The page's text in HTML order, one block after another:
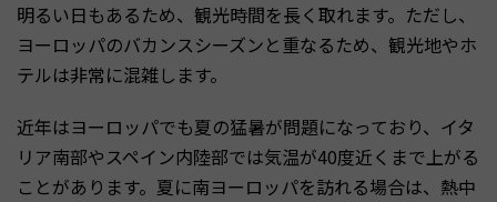
明るい日もあるため、観光時間を長く取れます。ただし、
ヨーロッパのバカンスシーズンと重なるため、観光地やホ
テルは非常に混雑します。
近年はヨーロッパでも夏の猛暑が問題になっており、イタ
リア南部やスペイン内陸部では気温が40度近くまで上がる
ことがあります。夏に南ヨーロッパを訪れる場合は、熱中